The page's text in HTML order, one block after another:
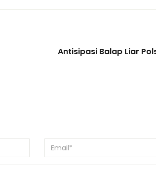
Antisipasi Balap Liar